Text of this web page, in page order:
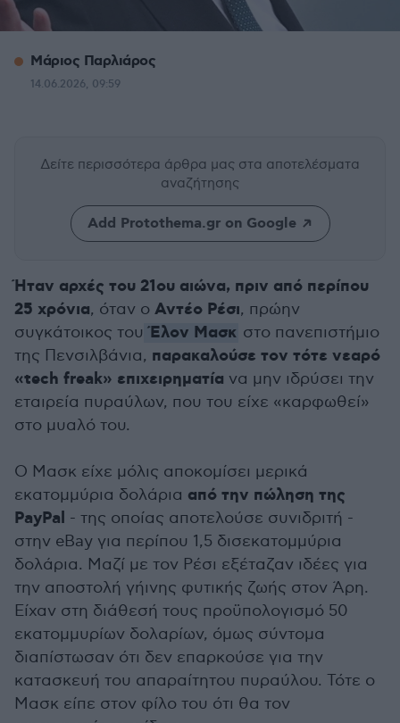
Μάριος Παρλιάρος
14.06.2026, 09:59
Δείτε περισσότερα άρθρα μας στα αποτελέσματα
αναζήτησης
Add Protothema.gr on Google
Ήταν αρχές του 21ου αιώνα, πριν από περίπου
25 χρόνια, όταν ο Αντέο Ρέσι, πρώην
συγκάτοικος του Έλον Μασκ στο πανεπιστήμιο
της Πενσιλβάνια, παρακαλούσε τον τότε νεαρό
«tech freak» επιχειρηματία να μην ιδρύσει την
εταιρεία πυραύλων, που του είχε «καρφωθεί»
στο μυαλό του.
Ο Μασκ είχε μόλις αποκομίσει μερικά
εκατομμύρια δολάρια από την πώληση της
PayPal - της οποίας αποτελούσε συνιδριτή -
στην eBay για περίπου 1,5 δισεκατομμύρια
δολάρια. Μαζί με τον Ρέσι εξέταζαν ιδέες για
την αποστολή γήινης φυτικής ζωής στον Άρη.
Είχαν στη διάθεσή τους προϋπολογισμό 50
εκατομμυρίων δολαρίων, όμως σύντομα
διαπίστωσαν ότι δεν επαρκούσε για την
κατασκευή του απαραίτητου πυραύλου. Τότε ο
Μασκ είπε στον φίλο του ότι θα τον